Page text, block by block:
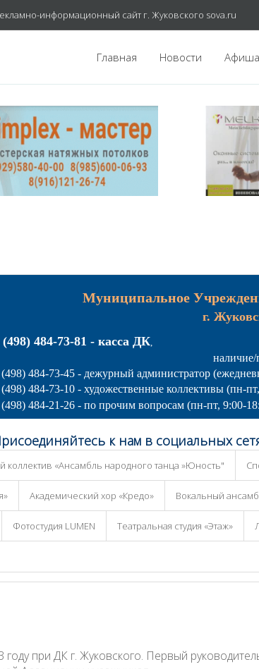
информационный сайт г. Жуковского sova.ru
Главная Новости Афиша
Муниципальное
г.
(498) 484-73-81 - касса ДК
наличие/
484-73-45 - дежурный администратор
484-73-10 - художественные коллективы (пн-
484-21-26 - по прочим вопросам (пн-пт, 9:00-
к нам в социальных
коллектив «Ансамбль народного танца »Юность"
Академический хор «Кредо» Вокальный
Фотостудия LUMEN Театральная студия «Этаж»
при ДК г. Жуковского. Первый